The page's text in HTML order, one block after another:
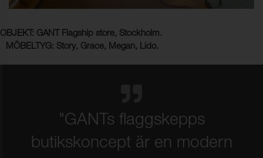
OBJEKT: GANT Flagship store, Stockholm.
MÖBELTYG: Story, Grace, Megan, Lido.
"GANTs flaggskepps
butikskoncept är en modern